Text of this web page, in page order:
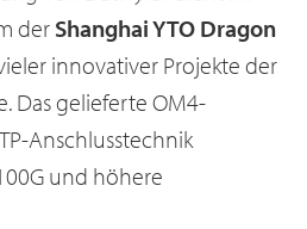
der Shanghai YTO Dragon
innovativer Projekte der
Das gelieferte OM4-
Anschlusstechnik
und höhere